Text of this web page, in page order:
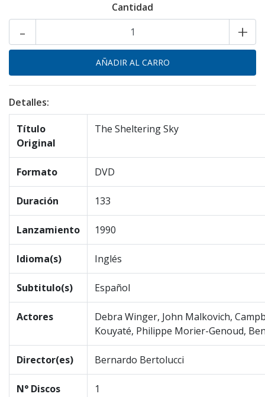
Cantidad
+
-
Detalles:
Título
Original
The Sheltering Sky
Formato DVD
Duración 133
Lanzamiento 1990
Idioma(s) Inglés
Subtitulo(s) Español
Actores
Debra Winger, John Malkovich,
Kouyaté, Philippe Morier-Genoud,
Director(es) Bernardo Bertolucci
N° Discos 1